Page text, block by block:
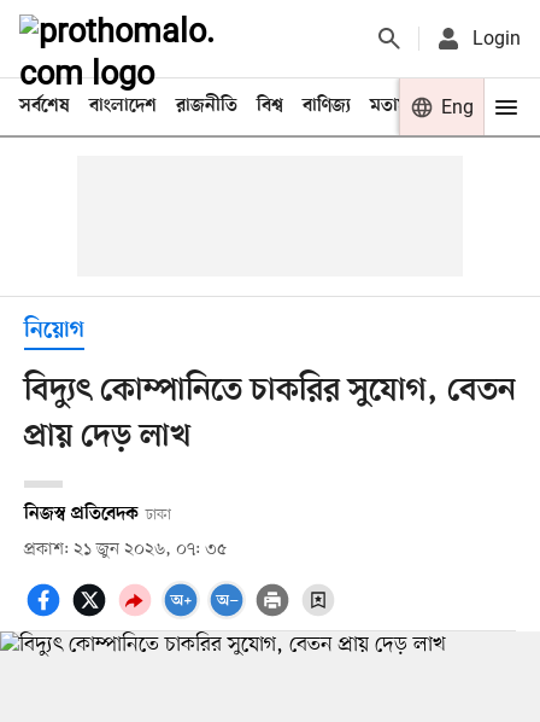
Login
সর্বশেষ বাংলাদেশ রাজনীতি বিশ্ব বাণিজ্য মতামত খেলা
Eng
নিয়োগ
বিদ্যুৎ কোম্পানিতে চাকরির সুযোগ, বেতন
প্রায় দেড় লাখ
নিজস্ব প্রতিবেদক ঢাকা
প্রকাশ: ২১ জুন ২০২৬, ০৭: ৩৫